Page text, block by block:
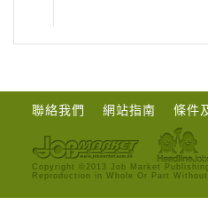
聯絡我們 網站指南 條件
Copyright ©2013 Job Market
Reproduction in Whole Or Part